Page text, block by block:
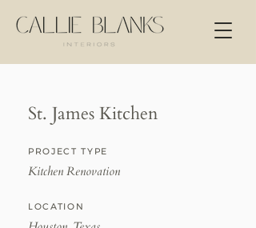
St. James Kitchen
PROJECT TYPE
Kitchen Renovation
LOCATION